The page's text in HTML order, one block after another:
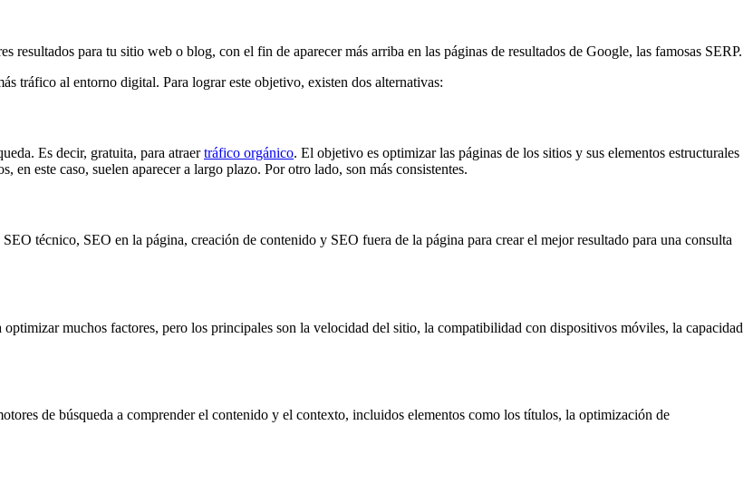
resultados para tu sitio web o blog, con el fin de aparecer más arriba en las páginas de resultados de Google, las famosas SERP.
tráfico al entorno digital. Para lograr este objetivo, existen dos alternativas:
Es decir, gratuita, para atraertráfico orgánico. El objetivo es optimizar las páginas de los sitios y sus elementos estructurales
en este caso, suelen aparecer a largo plazo. Por otro lado, son más consistentes.
técnico, SEO en la página, creación de contenido y SEO fuera de la página para crear el mejor resultado para una consulta
muchos factores, pero los principales son la velocidad del sitio, la compatibilidad con dispositivos móviles, la capacidad
de búsqueda a comprender el contenido y el contexto, incluidos elementos como los títulos, la optimización de